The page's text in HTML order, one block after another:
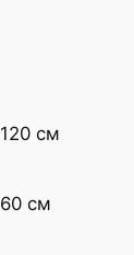
120 см
60 см